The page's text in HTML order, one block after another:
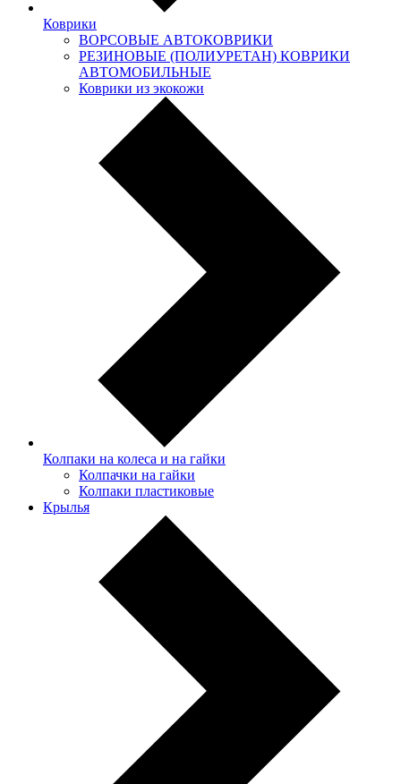
Коврики
ВОРСОВЫЕ АВТОКОВРИКИ
РЕЗИНОВЫЕ (ПОЛИУРЕТАН) КОВРИКИ
АВТОМОБИЛЬНЫЕ
Коврики из экокожи
Колпаки на колеса и на гайки
Колпачки на гайки
Колпаки пластиковые
Крылья